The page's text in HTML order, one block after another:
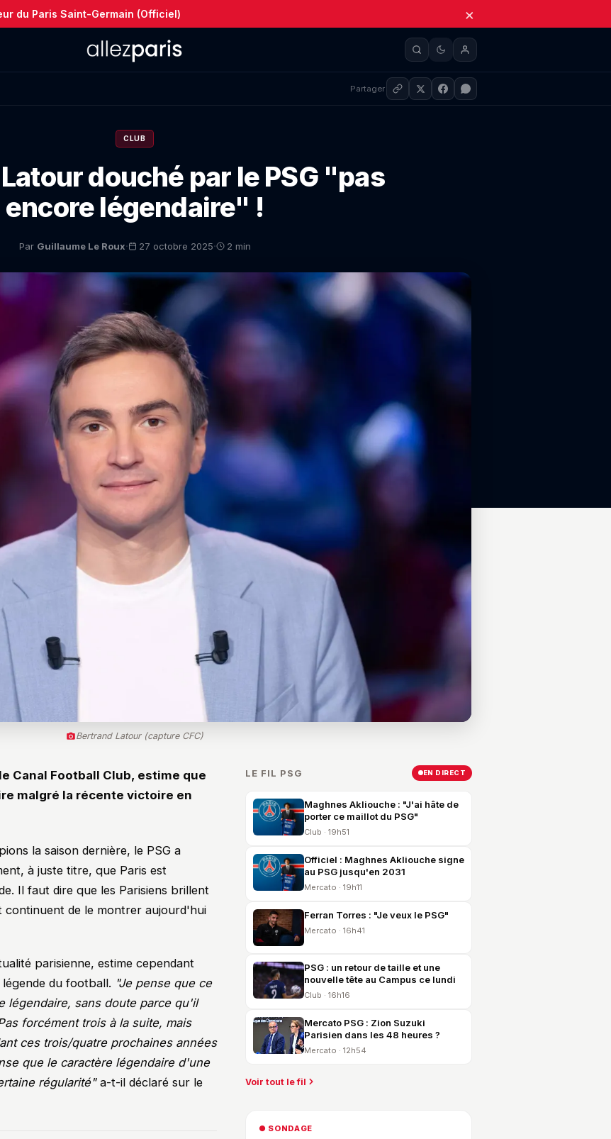
du Paris Saint-Germain (Officiel) ×
Partager
CLUB
douché par le PSG "pas
encore légendaire" !
Par Guillaume Le Roux· 27 octobre 2025· 2 min
Bertrand Latour (capture CFC)
Canal Football Club, estime que
malgré la récente victoire en
la saison dernière, le PSG a
à juste titre, que Paris est
Il faut dire que les Parisiens brillent
continuent de le montrer aujourd'hui
parisienne, estime cependant
du football. "Je pense que ce
légendaire, sans doute parce qu'il
forcément trois à la suite, mais
ces trois/quatre prochaines années
que le caractère légendaire d'une
régularité"a-t-il déclaré sur le
LE FIL PSG EN DIRECT
Maghnes Akliouche : "J'ai hâte de
porter ce maillot du PSG"
Club · 19h51
Officiel : Maghnes Akliouche signe
au PSG jusqu'en 2031
Mercato · 19h11
Ferran Torres : "Je veux le PSG"
Mercato · 16h41
PSG : un retour de taille et une
nouvelle tête au Campus ce lundi
Club · 16h16
Mercato PSG : Zion Suzuki
Parisien dans les 48 heures ?
Mercato · 12h54
Voir tout le fil
● SONDAGE